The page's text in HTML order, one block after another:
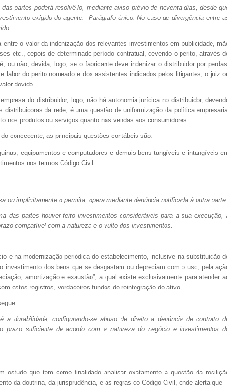
partes poderá resolvê-lo, mediante aviso prévio de noventa dias, desde
exigido do agente. Parágrafo único. No caso de divergência entre
o valor da indenização dos relevantes investimentos em publicidade,
etc., depois de determinado período contratual, devendo o perito, através
ou não, devida, logo, se o fabricante deve indenizar o distribuidor por
labor do perito nomeado e dos assistentes indicados pelos litigantes, o juiz
devido.
do distribuidor, logo, não há autonomia jurídica no distribuidor,
da rede; é uma questão de uniformização da política empresarial
nos produtos ou serviços quanto nas vendas aos consumidores.
concedente, as principais questões contábeis são:
equipamentos e computadores e demais bens tangíveis e intangíveis
nos termos Código Civil:
ou implicitamente o permita, opera mediante denúncia notificada à outra parte.
das partes houver feito investimentos consideráveis para a sua execução,
compatível com a natureza e o vulto dos investimentos.
e na modernização periódica do estabelecimento, inclusive na substituição
investimento dos bens que se desgastam ou depreciam com o uso, pela
amortização e exaustão”, a qual existe exclusivamente para atender
estes registros, verdadeiros fundos de reintegração do ativo.
durabilidade, configurando-se abuso de direito a denúncia de contrato
prazo suficiente de acordo com a natureza do negócio e investimentos
estudo que tem como finalidade analisar exatamente a questão da
da doutrina, da jurisprudência, e as regras do Código Civil, onde alerta que